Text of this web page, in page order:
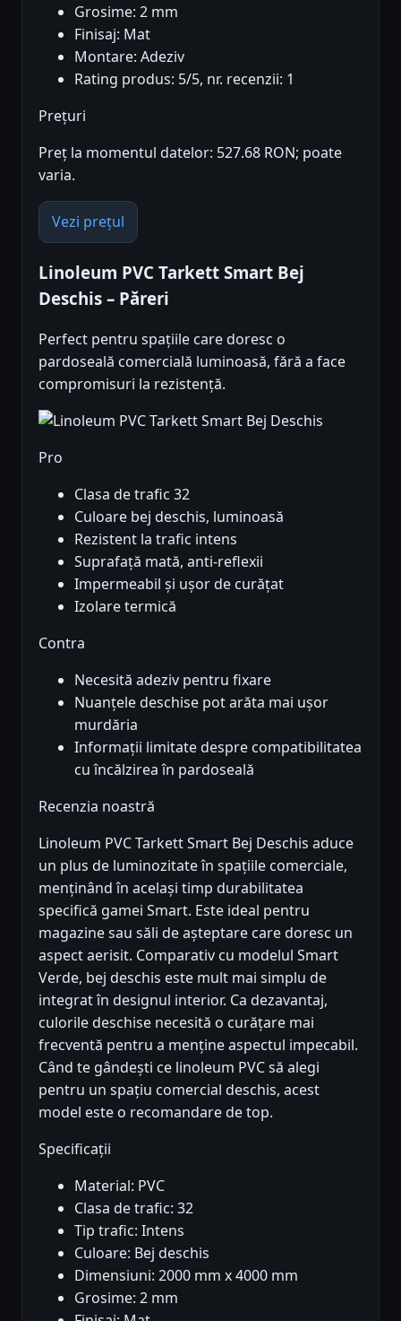
Grosime: 2 mm
Finisaj: Mat
Montare: Adeziv
Rating produs: 5/5, nr. recenzii: 1
Prețuri
Preț la momentul datelor: 527.68 RON; poate
varia.
Vezi prețul
Linoleum PVC Tarkett Smart Bej
Deschis – Păreri
Perfect pentru spațiile care doresc o
pardoseală comercială luminoasă, fără a face
compromisuri la rezistență.
Pro
Clasa de trafic 32
Culoare bej deschis, luminoasă
Rezistent la trafic intens
Suprafață mată, anti-reflexii
Impermeabil și ușor de curățat
Izolare termică
Contra
Necesită adeziv pentru fixare
Nuanțele deschise pot arăta mai ușor
murdăria
Informații limitate despre compatibilitatea
cu încălzirea în pardoseală
Recenzia noastră
Linoleum PVC Tarkett Smart Bej Deschis aduce
un plus de luminozitate în spațiile comerciale,
menținând în același timp durabilitatea
specifică gamei Smart. Este ideal pentru
magazine sau săli de așteptare care doresc un
aspect aerisit. Comparativ cu modelul Smart
Verde, bej deschis este mult mai simplu de
integrat în designul interior. Ca dezavantaj,
culorile deschise necesită o curățare mai
frecventă pentru a menține aspectul impecabil.
Când te gândești ce linoleum PVC să alegi
pentru un spațiu comercial deschis, acest
model este o recomandare de top.
Specificații
Material: PVC
Clasa de trafic: 32
Tip trafic: Intens
Culoare: Bej deschis
Dimensiuni: 2000 mm x 4000 mm
Grosime: 2 mm